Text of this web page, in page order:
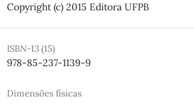
Copyright (c) 2015 Editora UFPB
ISBN-13 (15)
978-85-237-1139-9
Dimensões físicas